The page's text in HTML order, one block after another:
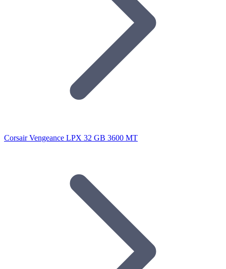
Corsair Vengeance LPX 32 GB 3600 MT